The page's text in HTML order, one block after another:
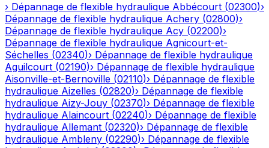
› Dépannage de flexible hydraulique Abbécourt (02300)›
Dépannage de flexible hydraulique Achery (02800)›
Dépannage de flexible hydraulique Acy (02200)›
Dépannage de flexible hydraulique Agnicourt-et-
Séchelles (02340)› Dépannage de flexible hydraulique
Aguilcourt (02190)› Dépannage de flexible hydraulique
Aisonville-et-Bernoville (02110)› Dépannage de flexible
hydraulique Aizelles (02820)› Dépannage de flexible
hydraulique Aizy-Jouy (02370)› Dépannage de flexible
hydraulique Alaincourt (02240)› Dépannage de flexible
hydraulique Allemant (02320)› Dépannage de flexible
hydraulique Ambleny (02290)› Dépannage de flexible